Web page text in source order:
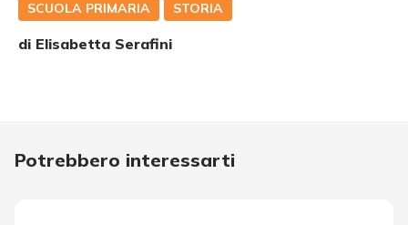
SCUOLA PRIMARIA STORIA
di Elisabetta Serafini
Potrebbero interessarti